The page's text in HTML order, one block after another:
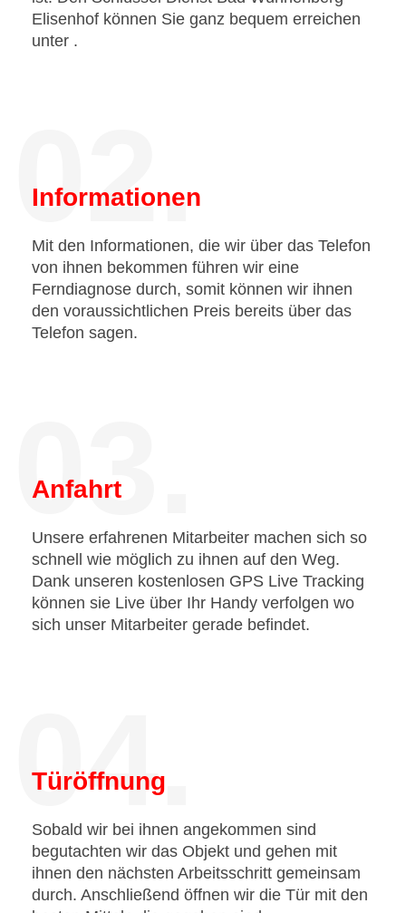
Elisenhof können Sie ganz bequem erreichen
unter .
02.
Informationen
Mit den Informationen, die wir über das Telefon
von ihnen bekommen führen wir eine
Ferndiagnose durch, somit können wir ihnen
den voraussichtlichen Preis bereits über das
Telefon sagen.
03.
Anfahrt
Unsere erfahrenen Mitarbeiter machen sich so
schnell wie möglich zu ihnen auf den Weg.
Dank unseren kostenlosen GPS Live Tracking
können sie Live über Ihr Handy verfolgen wo
sich unser Mitarbeiter gerade befindet.
04.
Türöffnung
Sobald wir bei ihnen angekommen sind
begutachten wir das Objekt und gehen mit
ihnen den nächsten Arbeitsschritt gemeinsam
durch. Anschließend öffnen wir die Tür mit den